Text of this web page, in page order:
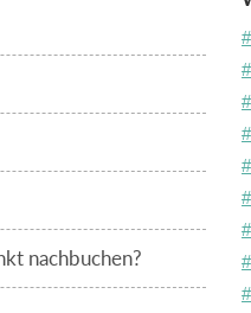
nachbuchen?